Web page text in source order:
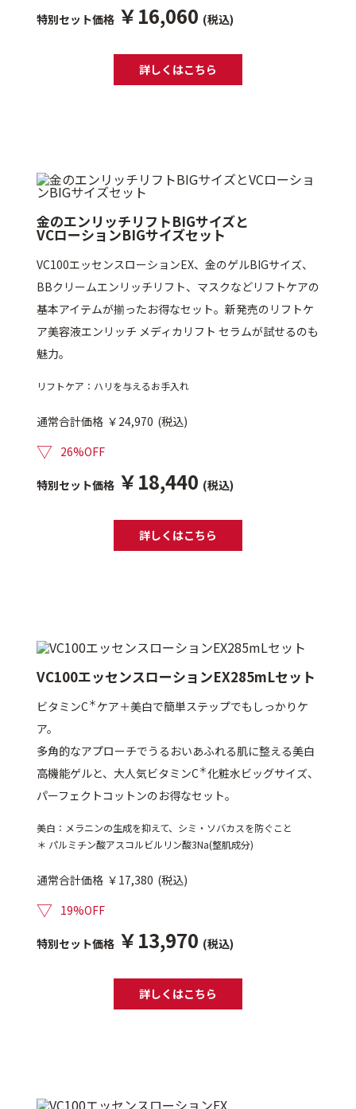
特別セット価格 ￥16,060 (税込)
詳しくはこちら
金のエンリッチリフトBIGサイズと
VCローションBIGサイズセット
VC100エッセンスローションEX、金のゲルBIGサイズ、
BBクリームエンリッチリフト、マスクなどリフトケアの
基本アイテムが揃ったお得なセット。新発売のリフトケ
ア美容液エンリッチ メディカリフト セラムが試せるのも
魅力。
リフトケア：ハリを与えるお手入れ
通常合計価格 ￥24,970 (税込)
▽ 26%OFF
特別セット価格 ￥18,440 (税込)
詳しくはこちら
VC100エッセンスローションEX285mLセット
ビタミンC＊ ケア＋美白で簡単ステップでもしっかりケ
ア。
多角的なアプローチでうるおいあふれる肌に整える美白
高機能ゲルと、大人気ビタミンC＊化粧水ビッグサイズ、
パーフェクトコットンのお得なセット。
美白：メラニンの生成を抑えて、シミ・ソバカスを防ぐこと
＊ パルミチン酸アスコルビルリン酸3Na(整肌成分)
通常合計価格 ￥17,380 (税込)
▽ 19%OFF
特別セット価格 ￥13,970 (税込)
詳しくはこちら